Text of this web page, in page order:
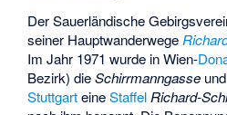
Der Sauerländische
seiner Hauptwanderwege
Im Jahr 1971 wurde in Wien-
Bezirk) dieSchirrmanngasse
StuttgarteineStaffel Richard-